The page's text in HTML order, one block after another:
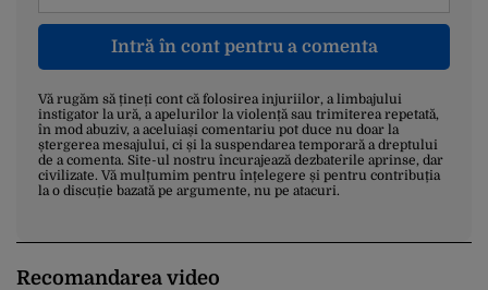
Intră în cont pentru a comenta
Vă rugăm să țineți cont că folosirea injuriilor, a limbajului
instigator la ură, a apelurilor la violență sau trimiterea repetată,
în mod abuziv, a aceluiași comentariu pot duce nu doar la
ștergerea mesajului, ci și la suspendarea temporară a dreptului
de a comenta. Site-ul nostru încurajează dezbaterile aprinse, dar
civilizate. Vă mulțumim pentru înțelegere și pentru contribuția
la o discuție bazată pe argumente, nu pe atacuri.
Recomandarea video